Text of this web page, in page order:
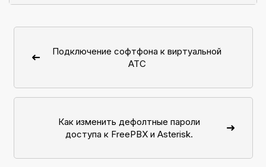
Подключение софтфона к виртуальной
АТС
Как изменить дефолтные пароли
доступа к FreePBX и Asterisk.